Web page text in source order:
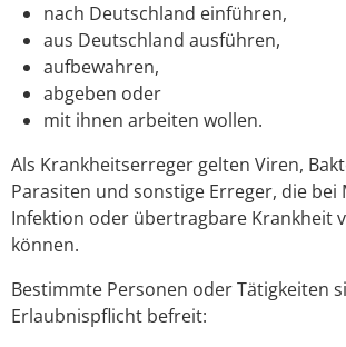
nach Deutschland einführen,
aus Deutschland ausführen,
aufbewahren,
abgeben oder
mit ihnen arbeiten wollen.
Als Krankheitserreger gelten Viren,
Parasiten und sonstige Erreger, die bei
Infektion oder übertragbare Krankheit
können.
Bestimmte Personen oder Tätigkeiten
Erlaubnispflicht befreit: